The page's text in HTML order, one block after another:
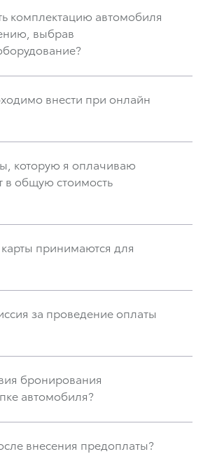
комплектацию автомобиля
выбрав
внести при онлайн
которую я оплачиваю
в общую стоимость
принимаются для
за проведение оплаты
бронирования
автомобиля?
внесения предоплаты?